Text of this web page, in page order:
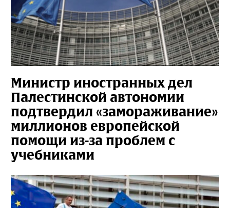
Министр иностранных дел
Палестинской автономии
подтвердил «замораживание»
миллионов европейской
помощи из-за проблем с
учебниками